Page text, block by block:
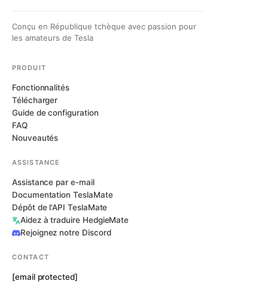
Conçu en République tchèque avec passion pour
les amateurs de Tesla
PRODUIT
Fonctionnalités
Télécharger
Guide de configuration
FAQ
Nouveautés
ASSISTANCE
Assistance par e-mail
Documentation TeslaMate
Dépôt de l'API TeslaMate
Aidez à traduire HedgieMate
Rejoignez notre Discord
CONTACT
[email protected]